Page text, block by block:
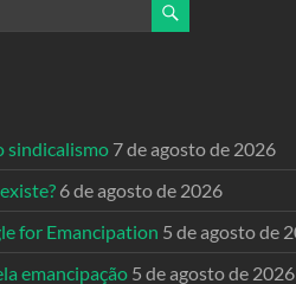
sindicalismo 7 de agosto de 2026
6 de agosto de 2026
for Emancipation 5 de agosto de
emancipação 5 de agosto de 2026